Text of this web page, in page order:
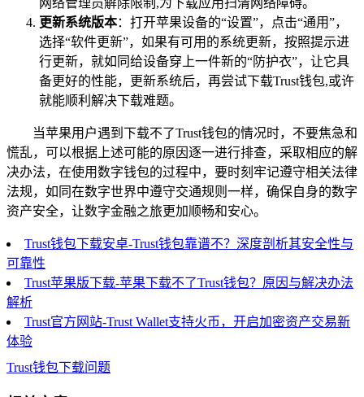
更新系统版本：打开苹果设备的“设置”，点击“通用”，
选择“软件更新”，如果有可用的系统更新，按照提示进
行更新，就如同给设备穿上一件新的“防护衣”，让它具
备更好的性能，更新系统后，再尝试下载Trust钱包,或许
就能顺利解决下载难题。
当苹果用户遇到下载不了Trust钱包的情况时，不要焦急和
慌乱，可以根据上述可能的原因逐一进行排查，采取相应的解
决办法，在使用数字钱包的过程中，要时刻牢记遵守相关法律
法规，如同在数字世界中遵守交通规则一样，确保自身的数字
资产安全，让数字金融之旅更加顺畅和安心。
Trust钱包下载安卓-Trust钱包靠谱不？深度剖析其安全性与
可靠性
Trust苹果版下载-苹果下载不了Trust钱包？原因与解决办法
解析
Trust官方网站-Trust Wallet支持火币，开启加密资产交易新
体验
Trust钱包下载问题